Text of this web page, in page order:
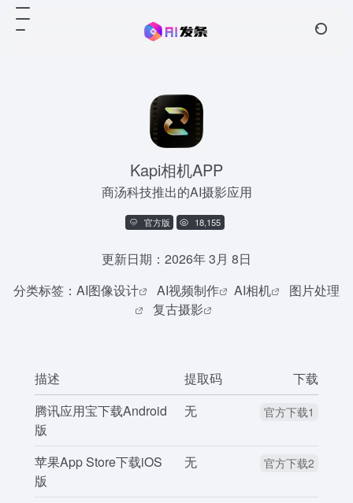
Kapi相机APP
商汤科技推出的AI摄影应用
官方版 18,155
更新日期：2026年 3月 8日
分类标签： AI图像设计 AI视频制作 AI相机
图片处理
复古摄影
描述 提取码
下载
腾讯应用宝下载Android
版
无 官方下载1
苹果App Store下载iOS
版
无 官方下载2